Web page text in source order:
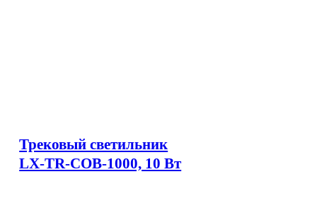
Трековый светильник
LX-TR-COB-1000, 10 Вт